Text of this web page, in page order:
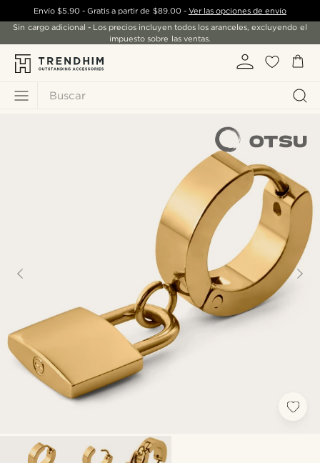
Buscar
Envío $5.90- Gratis a partir de $89.00- Ver las opciones de envío
Sin cargo adicional - Los precios incluyen todos los aranceles, excluyendo el
impuesto sobre las ventas.